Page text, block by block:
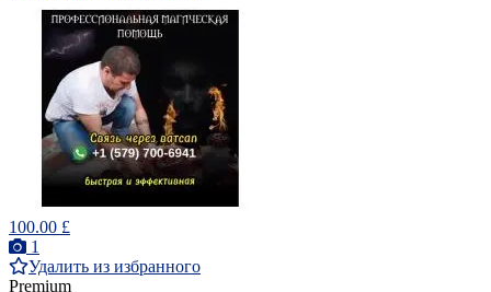
100.00 £
1
Удалить из избранного
Premium